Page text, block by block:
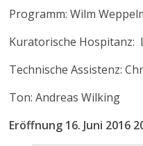
Programm: Wilm
Kuratorische Hospitanz:
Technische Assistenz:
Ton: Andreas Wilking
Eröffnung 16. Juni 2016